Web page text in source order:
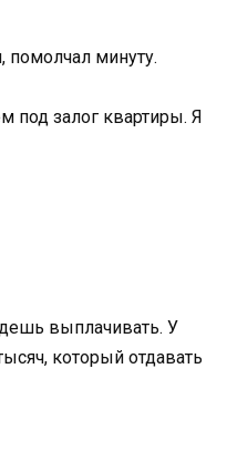
помолчал минуту.
под залог квартиры. Я
выплачивать. У
который отдавать